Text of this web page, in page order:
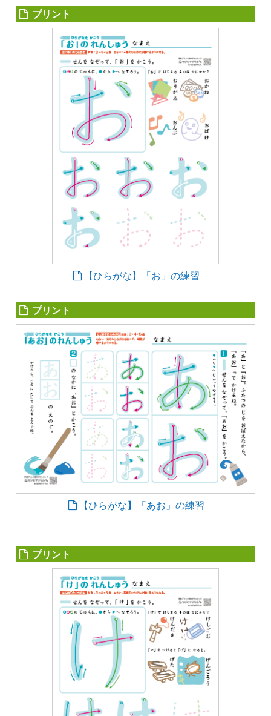
プリント
【ひらがな】「お」の練習
プリント
【ひらがな】「あお」の練習
プリント